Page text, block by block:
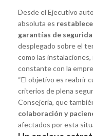
Desde el Ejecutivo
absoluta es
garantías de
desplegado sobre el
como las
constante con la
“El objetivo es reabrir
criterios de plena
Consejería, que
colaboración y
afectados por esta